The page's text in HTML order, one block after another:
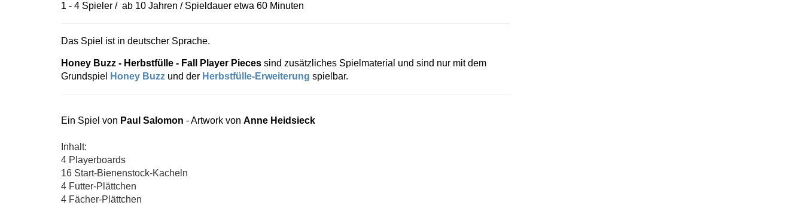
1 - 4 Spieler / ab 10 Jahren / Spieldauer etwa 60 Minuten
Das Spiel ist in deutscher Sprache.
Honey Buzz - Herbstfülle - Fall Player Pieces sind zusätzliches Spielmaterial und sind nur mit dem
Grundspiel
Honey Buzz und der Herbstfülle-Erweiterung spielbar.
Ein Spiel von Paul Salomon - Artwork von Anne Heidsieck
Inhalt:
4 Playerboards
16 Start-Bienenstock-Kacheln
4 Futter-Plättchen
4 Fächer-Plättchen